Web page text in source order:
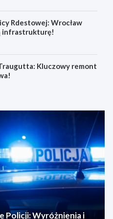
Rdestowej: Wrocław
infrastrukturę!
Kluczowy remont
Policji: Wyróżnienia i